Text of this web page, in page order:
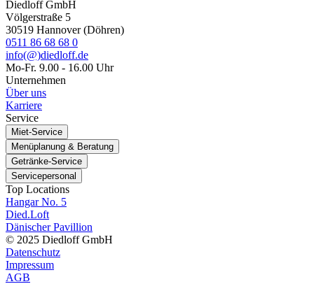
Diedloff GmbH
Völgerstraße 5
30519 Hannover (Döhren)
0511 86 68 68 0
info(@)diedloff.de
Mo-Fr. 9.00 - 16.00 Uhr
Unternehmen
Über uns
Karriere
Service
Miet-Service
Menüplanung & Beratung
Getränke-Service
Servicepersonal
Top Locations
Hangar No. 5
Died.Loft
Dänischer Pavillion
© 2025 Diedloff GmbH
Datenschutz
Impressum
AGB